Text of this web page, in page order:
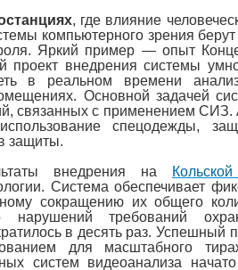
, где влияние
компьютерного зрения
Яркий пример — опыт
проект внедрения системы
в реальном времени
Основной задачей
связанных с применением СИЗ.
спецодежды,
защиты.
внедрения на
Система обеспечивает
сокращению их общего
нарушений требований
в десять раз. Успешный
для масштабного
систем видеоанализа